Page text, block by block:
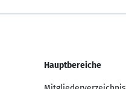
Hauptbereiche